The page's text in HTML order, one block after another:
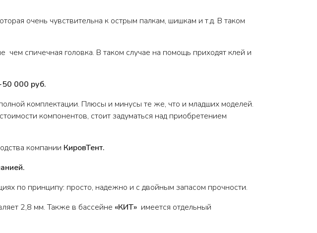
очень чувствительна к острым палкам, шишкам и т.д. В таком
спичечная головка. В таком случае на помощь приходят клей и
50 000 руб.
комплектации. Плюсы и минусы те же, что и младших моделей.
компонентов, стоит задуматься над приобретением
компании КировТент.
по принципу: просто, надежно и с двойным запасом прочности.
2,8 мм. Также в бассейне «КИТ» имеется отдельный